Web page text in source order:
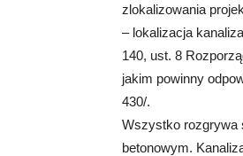
zlokalizowania
– lokalizacja
140, ust. 8
jakim powinny
430/.
Wszystko rozgrywa
betonowym.